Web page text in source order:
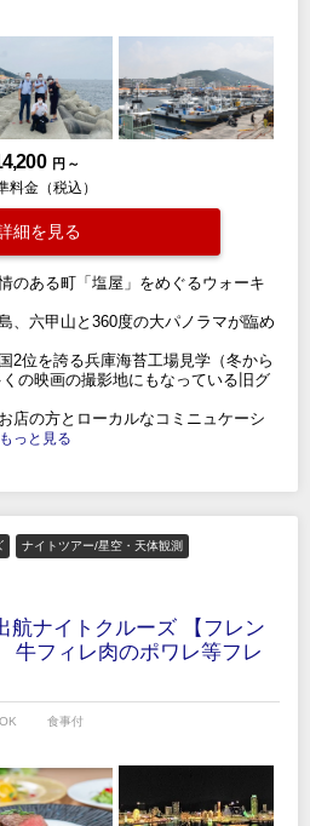
円 ～
料金（税込）
細を見る
のある町「塩屋」をめぐるウォーキ
、六甲山と360度の大パノラマが臨め
2位を誇る兵庫海苔工場見学（冬から
の映画の撮影地にもなっている旧グ
店の方とローカルなコミニュケーシ
もっと見る
ナイトツアー/星空・天体観測
航ナイトクルーズ 【フレン
牛フィレ肉のポワレ等フレ
食事付